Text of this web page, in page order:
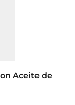
Aceite de